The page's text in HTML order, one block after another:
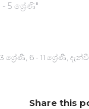
- 5 ශ්‍රේණි"
ශ්‍රේණි 6 - 11 ශ්‍රේණි
Share this